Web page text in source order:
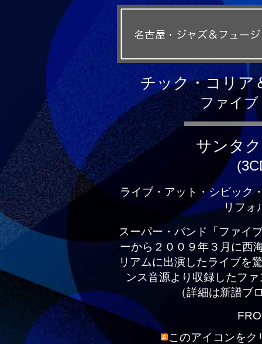
チック・コリア
ファイ
サンタ
ライブ・アット・シビック
リフォ
スーパー・バンド「ファイ
ーから２００９年３月に西
リアムに出演したライブを
ンス音源より収録したフ
（詳細は新譜ブ
このアイコンを